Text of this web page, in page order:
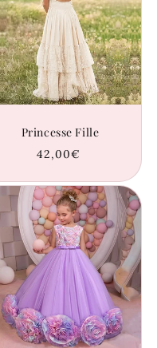
Princesse Fille
Prix
42,00€